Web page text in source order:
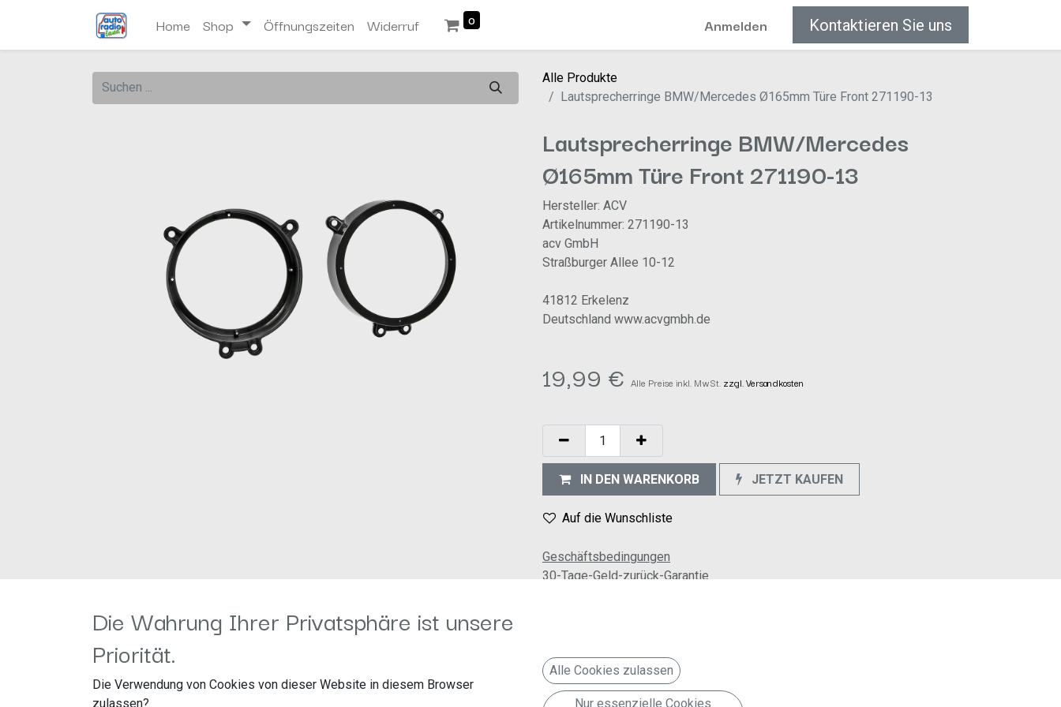
Home Shop Öffnungszeiten Widerruf 0 Anmelden Kontaktieren Sie uns
Alle Produkte
Lautsprecherringe BMW/Mercedes Ø165mm Türe Front 271190-13
Lautsprecherringe BMW/Mercedes
Ø165mm Türe Front 271190-13
Hersteller: ACV
Artikelnummer: 271190-13
acv GmbH
Straßburger Allee 10-12
41812 Erkelenz
Deutschland www.acvgmbh.de
19,99 € Alle Preise inkl. MwSt. zzgl. Versandkosten
IN DEN WARENKORB JETZT KAUFEN
Auf die Wunschliste
Geschäftsbedingungen
30-Tage-Geld-zurück-Garantie
Die Wahrung Ihrer Privatsphäre ist unsere
Priorität.
Die Verwendung von Cookies von dieser Website in diesem Browser
zulassen?
Alle Cookies zulassen
Nur essenzielle Cookies